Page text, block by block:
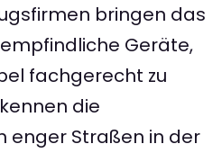
bringen das
Geräte,
fachgerecht zu
die
enger Straßen in der